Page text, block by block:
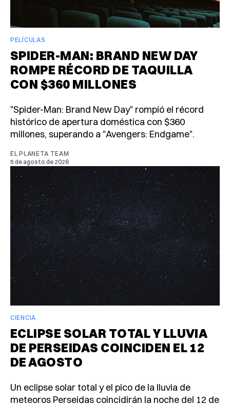
PELÍCULAS
SPIDER-MAN: BRAND NEW DAY
ROMPE RÉCORD DE TAQUILLA
CON $360 MILLONES
"Spider-Man: Brand New Day" rompió el récord
histórico de apertura doméstica con $360
millones, superando a "Avengers: Endgame".
EL PLANETA TEAM
5 de agosto de 2026
CIENCIA
ECLIPSE SOLAR TOTAL Y LLUVIA
DE PERSEIDAS COINCIDEN EL 12
DE AGOSTO
Un eclipse solar total y el pico de la lluvia de
meteoros Perseidas coincidirán la noche del 12 de